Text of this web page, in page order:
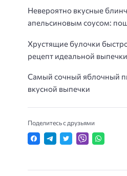
Невероятно вкусные
апельсиновым соусом:
Хрустящие булочки
рецепт идеальной
Самый сочный яблочный
вкусной выпечки
Поделитесь с друзьями